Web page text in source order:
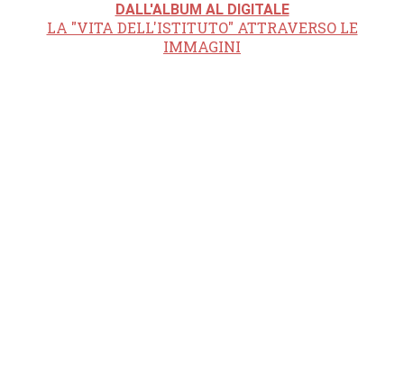
DALL'ALBUM AL DIGITALE
LA "VITA DELL'ISTITUTO" ATTRAVERSO LE
IMMAGINI